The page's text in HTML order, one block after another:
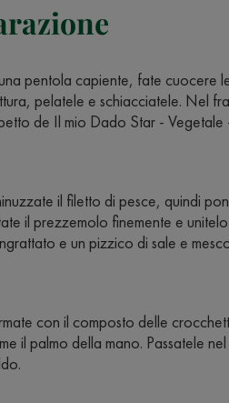
pentola capiente, fate cuocere
pelatele e schiacciatele. Nel
de Il mio Dado Star - Vegetale
il filetto di pesce, quindi
il prezzemolo finemente e
e un pizzico di sale e
con il composto delle
il palmo della mano. Passatele